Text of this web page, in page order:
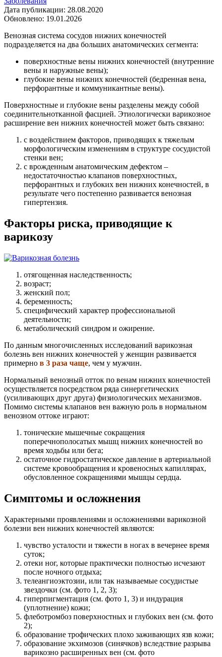
Дата публикации: 28.08.2020
Обновлено: 19.01.2026
Венозная система сосудов нижних конечностей
подразделяется на два больших анатомических сегмента:
поверхностные вены нижних конечностей (внутренние
вены и наружные вены);
глубокие вены нижних конечностей (бедренная вена,
перфорантные и коммуникантные вены).
Поверхностные и глубокие вены разделены между собой
соединительнотканной фасцией. Этиологически варикозное
расширение вен нижних конечностей может быть связано:
с воздействием факторов, приводящих к тяжелым
морфологическим изменениям в структуре сосудистой
стенки вен;
с врожденным анатомическим дефектом –
недостаточностью клапанов поверхностных,
перфорантных и глубоких вен нижних конечностей, в
результате чего постепенно развивается венозная
гипертензия.
Факторы риска, приводящие к
варикозу
отягощенная наследственность;
возраст;
женский пол;
беременность;
специфический характер профессиональной
деятельности;
метаболический синдром и ожирение.
По данным многочисленных исследований варикозная
болезнь вен нижних конечностей у женщин развивается
примерно в 3 раза чаще, чем у мужчин.
Нормальный венозный отток по венам нижних конечностей
осуществляется посредством ряда синергетических
(усиливающих друг друга) физиологических механизмов.
Помимо системы клапанов вен важную роль в нормальном
венозном оттоке играют:
тонические мышечные сокращения
поперечнополосатых мышц нижних конечностей во
время ходьбы или бега;
остаточное гидростатическое давление в артериальной
системе кровообращения и кровеносных капиллярах,
обусловленное сокращениями мышцы сердца.
Симптомы и осложнения
Характерными проявлениями и осложнениями варикозной
болезни вен нижних конечностей являются:
чувство усталости и тяжести в ногах в вечернее время
суток;
отеки ног, которые практически полностью исчезают
после ночного отдыха;
телеангиоэктозии, или так называемые сосудистые
звездочки (см. фото 1, 2, 3);
гиперпигментация (см. фото 1, 3) и индурация
(уплотнение) кожи;
флеботромбоз поверхностных и глубоких вен (см. фото
2);
образование трофических плохо заживающих язв кожи;
образование экхимозов (синячков) вследствие разрыва
варикозно расширенных вен (см. фото